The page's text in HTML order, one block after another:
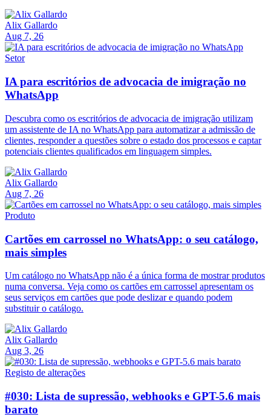
Alix Gallardo
Aug 7, 26
Setor
IA para escritórios de advocacia de imigração no
WhatsApp
Descubra como os escritórios de advocacia de imigração utilizam
um assistente de IA no WhatsApp para automatizar a admissão de
clientes, responder a questões sobre o estado dos processos e captar
potenciais clientes qualificados em linguagem simples.
Alix Gallardo
Aug 7, 26
Produto
Cartões em carrossel no WhatsApp: o seu catálogo,
mais simples
Um catálogo no WhatsApp não é a única forma de mostrar produtos
numa conversa. Veja como os cartões em carrossel apresentam os
seus serviços em cartões que pode deslizar e quando podem
substituir o catálogo.
Alix Gallardo
Aug 3, 26
Registo de alterações
#030: Lista de supressão, webhooks e GPT-5.6 mais
barato